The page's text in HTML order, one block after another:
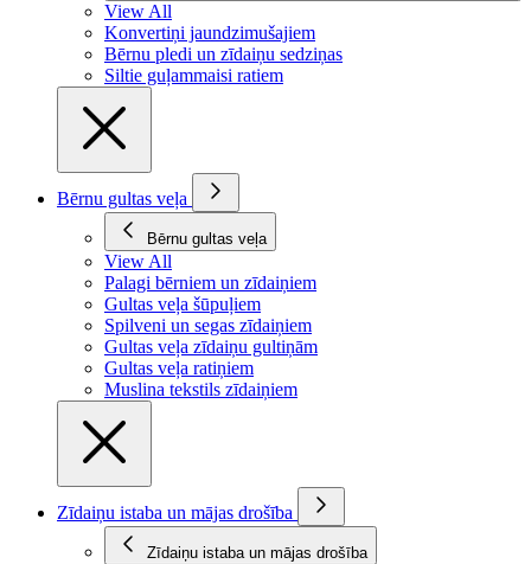
View All
Konvertiņi jaundzimušajiem
Bērnu pledi un zīdaiņu sedziņas
Siltie guļammaisi ratiem
Bērnu gultas veļa
Bērnu gultas veļa
View All
Palagi bērniem un zīdaiņiem
Gultas veļa šūpuļiem
Spilveni un segas zīdaiņiem
Gultas veļa zīdaiņu gultiņām
Gultas veļa ratiņiem
Muslina tekstils zīdaiņiem
Zīdaiņu istaba un mājas drošība
Zīdaiņu istaba un mājas drošība